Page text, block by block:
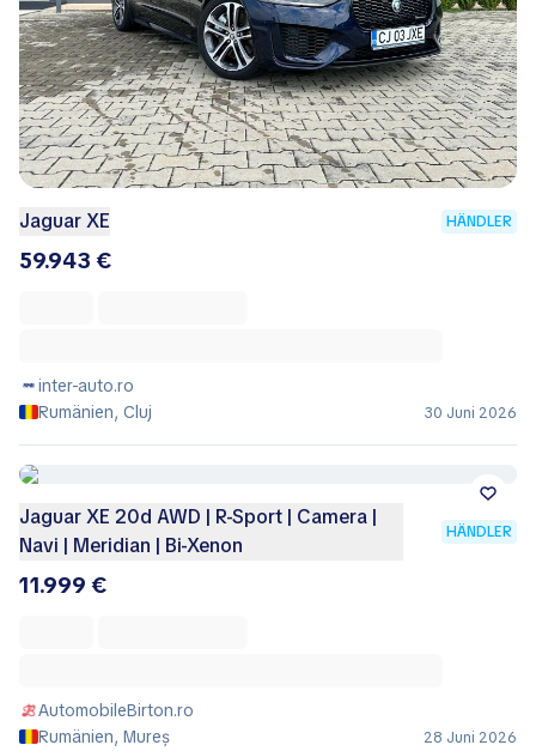
Jaguar XE HÄNDLER
59.943 €
inter-auto.ro
Rumänien, Cluj
30 Juni 2026
Jaguar XE 20d AWD | R-Sport | Camera |
Navi | Meridian | Bi-Xenon
HÄNDLER
11.999 €
AutomobileBirton.ro
Rumänien, Mureș
28 Juni 2026